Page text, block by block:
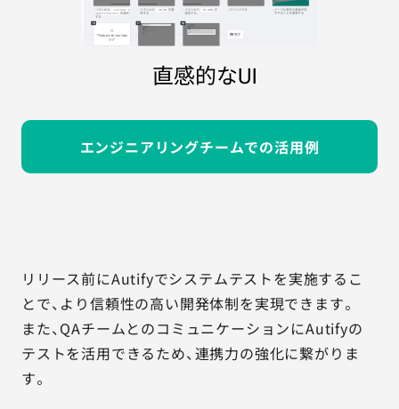
エンジニアリングチームでの活用例
リリース前にAutifyでシステムテストを実施するこ
とで、より信頼性の高い開発体制を実現できます。
また、QAチームとのコミュニケーションにAutifyの
テストを活用できるため、連携力の強化に繋がりま
す。